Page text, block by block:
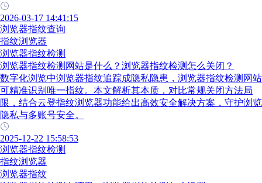
2026-03-17 14:41:15
浏览器指纹查询
指纹浏览器
浏览器指纹检测
浏览器指纹检测网站是什么？浏览器指纹检测怎么关闭？
数字化浏览中浏览器指纹追踪成隐私隐患，浏览器指纹检测网站
可精准识别唯一指纹。本文解析其本质，对比常规关闭方法局
限，结合云登指纹浏览器功能给出高效安全解决方案，守护浏览
隐私与多账号安全。
2025-12-22 15:58:53
浏览器指纹检测
指纹浏览器
浏览器指纹